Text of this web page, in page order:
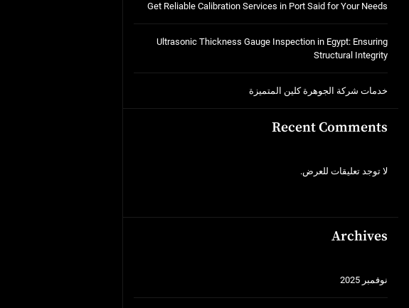
Get Reliable Calibration Services in Port Said for Your Needs
Ultrasonic Thickness Gauge Inspection in Egypt: Ensuring
Structural Integrity
خدمات شركة الجوهرة كلين المتميزة
Recent Comments
لا توجد تعليقات للعرض.
Archives
نوفمبر 2025